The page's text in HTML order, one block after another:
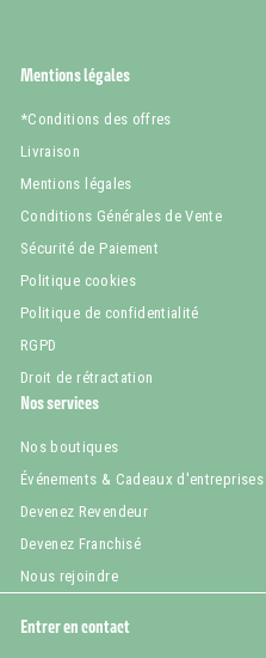
Mentions légales
*Conditions des offres
Livraison
Mentions légales
Conditions Générales de Vente
Sécurité de Paiement
Politique cookies
Politique de confidentialité
RGPD
Droit de rétractation
Nos services
Nos boutiques
Événements & Cadeaux d'entreprises
Devenez Revendeur
Devenez Franchisé
Nous rejoindre
Entrer en contact